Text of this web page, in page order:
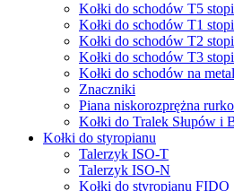
Kołki do schodów T5
Kołki do schodów T1
Kołki do schodów T2
Kołki do schodów T3
Kołki do schodów na
Znaczniki
Piana niskorozprężna
Kołki do Tralek Słupów i
Kołki do styropianu
Talerzyk ISO-T
Talerzyk ISO-N
Kołki do styropianu FIDO